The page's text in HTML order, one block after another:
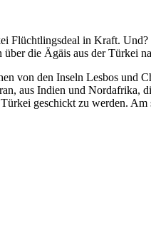
Flüchtlingsdeal in Kraft.
die Ägäis aus der Türkei
von den Inseln Lesbos und
aus Indien und Nordafrika,
geschickt zu werden.